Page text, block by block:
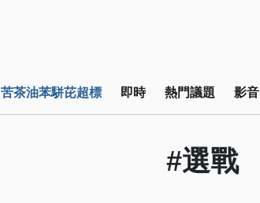
苦茶油苯駢芘超標 即時 熱門議題 影音
#選戰